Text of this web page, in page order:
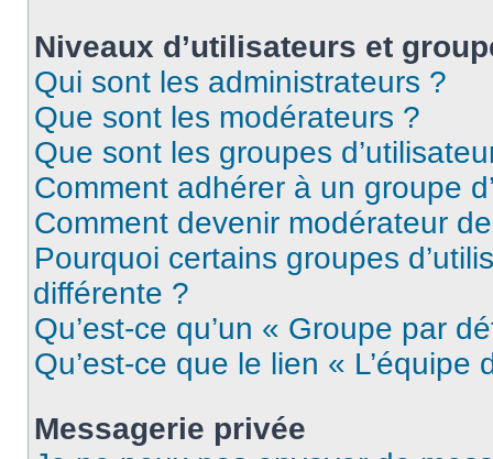
Niveaux d’utilisateurs et
Qui sont les administrateurs ?
Que sont les modérateurs ?
Que sont les groupes
Comment adhérer à un groupe
Comment devenir modérateur
Pourquoi certains groupes
différente ?
Qu’est-ce qu’un « Groupe par
Qu’est-ce que le lien « L’équipe
Messagerie privée